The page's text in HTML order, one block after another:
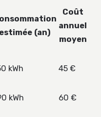
estimée (an)
Coût
annuel
moyen
kWh 45 €
kWh 60 €